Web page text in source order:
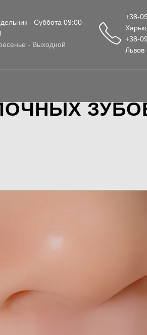
- Суббота 09:00-
- Выходной
+38-
+38-
Львов